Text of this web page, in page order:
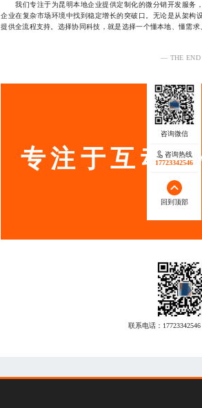
我们专注于为昆明本地企业提供定制化的微分销开发服务
企业在复杂市场环境中找到稳定增长的突破口。无论是从架构
提供全流程支持。选择协同科技，就是选择一个懂本地、懂需求
— THE
服务
专注于互动
联系电话： 17723342546
咨询热线
17723342546
回到顶部